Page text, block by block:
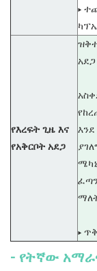
▸
የእረፍት ጊዜ እና
የአቅርቦት አደጋ
አደጋ
▸
- የትኛው